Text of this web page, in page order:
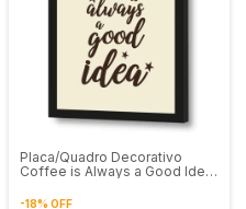
Placa/Quadro Decorativo
Coffee is Always a Good Idea
-18% OFF